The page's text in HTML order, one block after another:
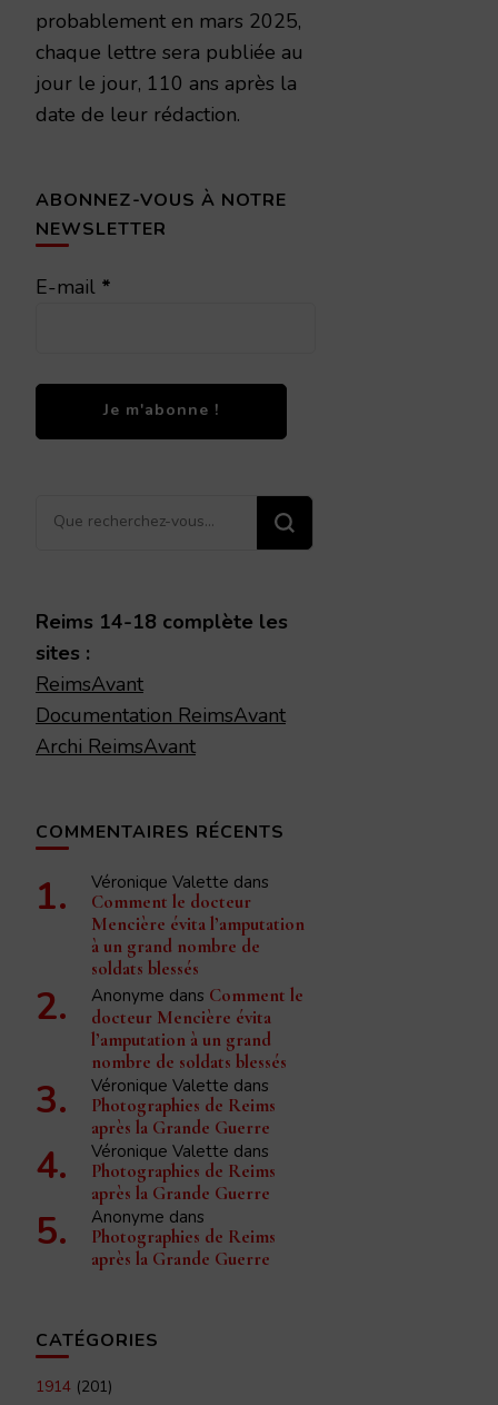
probablement en mars 2025,
chaque lettre sera publiée au
jour le jour, 110 ans après la
date de leur rédaction.
ABONNEZ-VOUS À NOTRE
NEWSLETTER
E-mail *
Vous
Reims 14-18 complète les
sites :
ReimsAvant
Documentation ReimsAvant
Archi ReimsAvant
COMMENTAIRES RÉCENTS
Véronique Valette dans
Comment le docteur
Mencière évita l’amputation
à un grand nombre de
soldats blessés
Anonyme dans Comment le
docteur Mencière évita
l’amputation à un grand
nombre de soldats blessés
Véronique Valette dans
Photographies de Reims
après la Grande Guerre
Véronique Valette dans
Photographies de Reims
après la Grande Guerre
Anonyme dans
Photographies de Reims
après la Grande Guerre
CATÉGORIES
1914 (201)